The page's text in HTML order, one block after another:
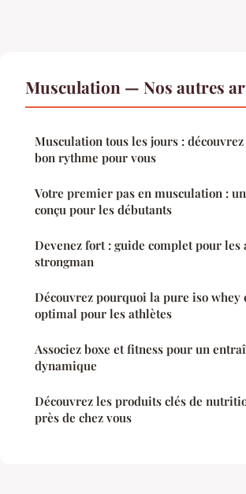
Musculation — Nos autres
Musculation tous les jours : découvrez
bon rythme pour vous
Votre premier pas en musculation :
conçu pour les débutants
Devenez fort : guide complet pour les
strongman
Découvrez pourquoi la pure iso whey
optimal pour les athlètes
Associez boxe et fitness pour un
dynamique
Découvrez les produits clés de
près de chez vous